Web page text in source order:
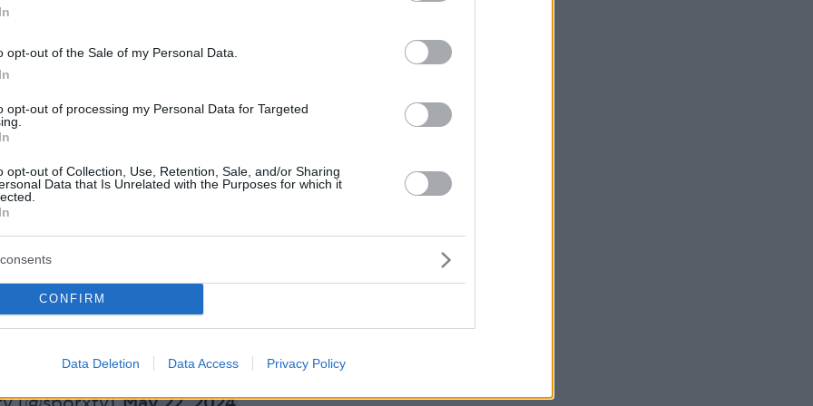
opt-out of the Sale of my Personal Data.
opt-out of processing my Personal Data for Targeted
opt-out of Collection, Use, Retention, Sale, and/or Sharing
Data that Is Unrelated with the Purposes for which it
CONFIRM
Data Deletion Data Access Privacy Policy
του Tik Tok έχει καταφέρει να
ένα γκρουπ που προβάλλει την ιστορία, τα
τα συνθήματα των «αετών», έχοντας
ενώ θεωρείται σύμβολο αφοσίωσης.
lakabıyla bilinen Necdet Ölçerman, Beşiktaş
Arat'ı ziyaret etti.
Hasan Arat: "İnşallah perşembe günü kupayı
koyacağız. Beşiktaş her zaman tertemiz kupaların
hiç unutmayın. Takımımızı da sonuna kadar…
i5bww4Xsiz